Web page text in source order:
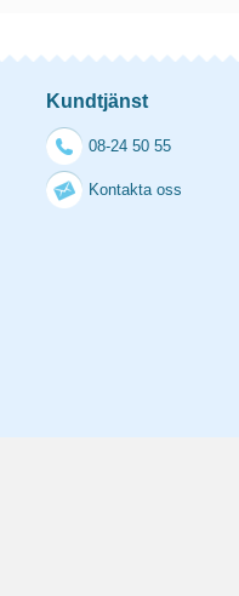
Kundtjänst
08-24 50 55
Kontakta oss